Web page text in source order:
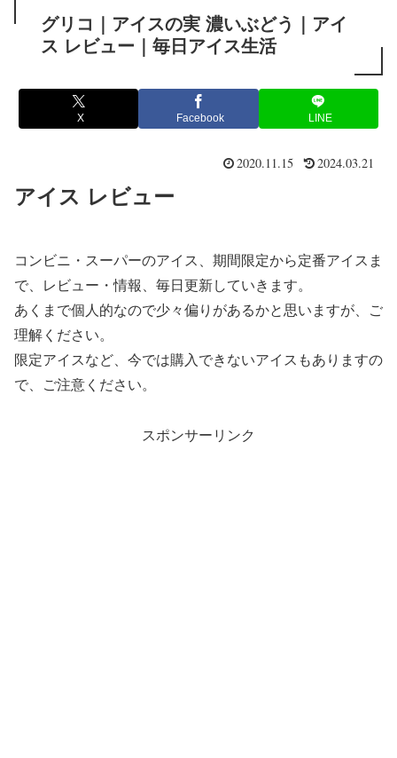
グリコ｜アイスの実 濃いぶどう｜アイ
ス レビュー｜毎日アイス生活
X Facebook LINE
2020.11.15 2024.03.21
アイス レビュー
コンビニ・スーパーのアイス、期間限定から定番アイスま
で、レビュー・情報、毎日更新していきます。
あくまで個人的なので少々偏りがあるかと思いますが、ご
理解ください。
限定アイスなど、今では購入できないアイスもありますの
で、ご注意ください。
スポンサーリンク